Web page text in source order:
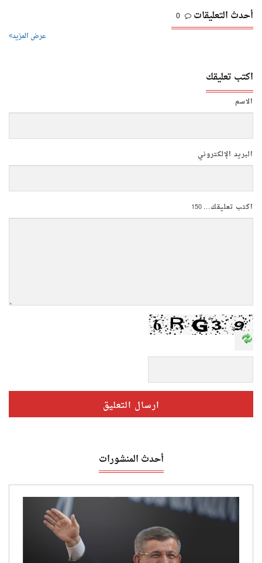
أحدث التعليقات 0
عرض المزيد
اكتب تعليقك
الاسم
البريد الإلكتروني
اكتب تعليقك...150
أحدث المنشورات